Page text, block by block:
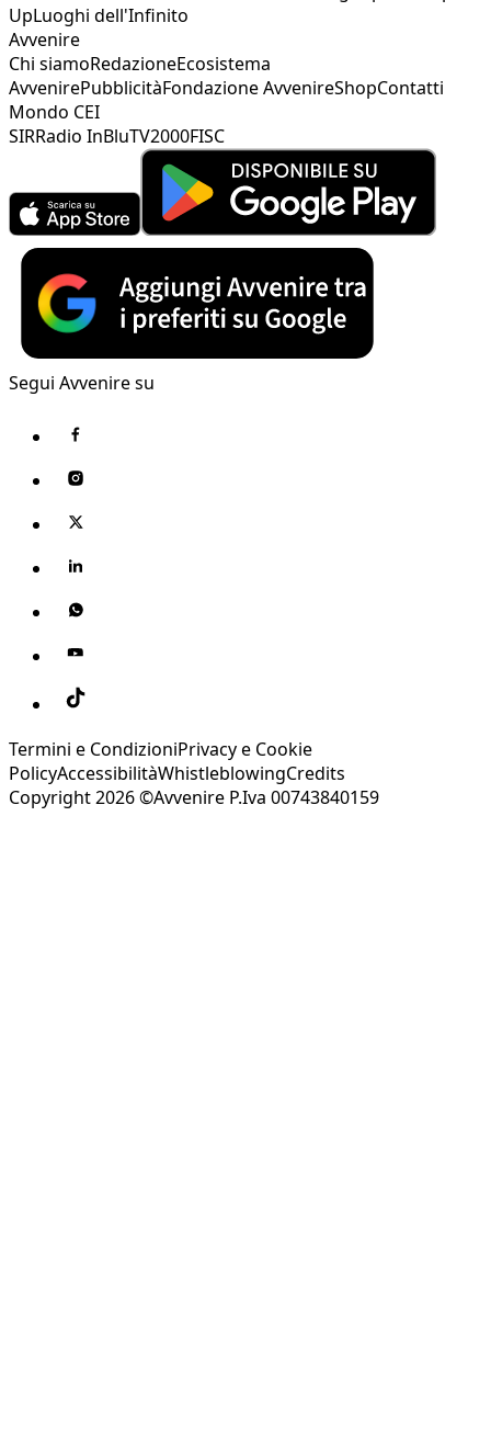
UpLuoghi dell'Infinito
Avvenire
Chi siamoRedazioneEcosistema
AvvenirePubblicitàFondazione AvvenireShopContatti
Mondo CEI
SIRRadio InBluTV2000FISC
Segui Avvenire su
Termini e CondizioniPrivacy e Cookie
PolicyAccessibilitàWhistleblowingCredits
Copyright 2026 ©Avvenire P.Iva 00743840159